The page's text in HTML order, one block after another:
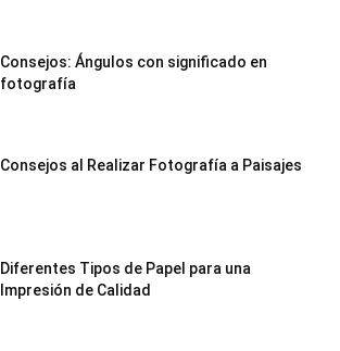
Consejos: Ángulos con significado en
fotografía
Consejos al Realizar Fotografía a Paisajes
Diferentes Tipos de Papel para una
Impresión de Calidad